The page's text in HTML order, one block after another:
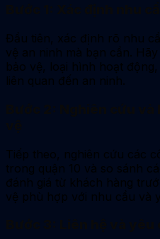
Đầu tiên, xác định rõ nhu
vệ an ninh mà bạn cần.
bảo vệ, loại hình hoạt
liên quan đến an ninh.
Tiếp theo, nghiên cứu các
trong quận 10 và so sánh
đánh giá từ khách hàng
vệ phù hợp với nhu cầu và